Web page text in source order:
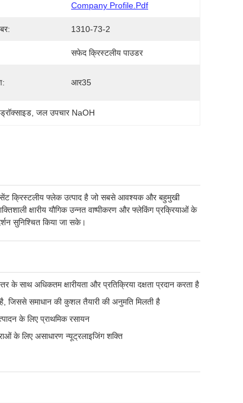
Company Profile.pdf
1310-73-2
सफेद क्रिस्टलीय पाउडर
आर35
, जल उपचार NaOH
क्रिस्टलीय फ्लेक उत्पाद है जो सबसे आवश्यक और बहुमुखी
क्षारीय यौगिक उन्नत वाष्पीकरण और फ्लेकिंग प्रक्रियाओं के
सुनिश्चित किया जा सके।
के साथ अधिकतम क्षारीयता और प्रतिक्रिया दक्षता प्रदान करता है
समाधान की कुशल तैयारी की अनुमति मिलती है
के लिए प्राथमिक रसायन
के लिए असाधारण न्यूट्रलाइजिंग शक्ति